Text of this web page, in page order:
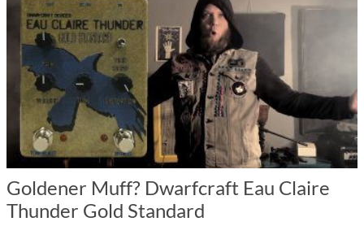
Goldener Muff? Dwarfcraft Eau Claire
Thunder Gold Standard